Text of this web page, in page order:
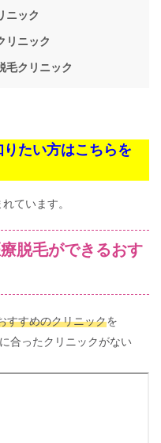
ニック
リニック
毛クリニック
たい方はこちらを
ています。
脱毛ができるおす
すすめのクリニックを
合ったクリニックがない